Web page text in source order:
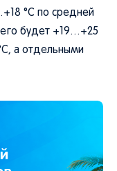
°C по средней
будет +19…+25
а отдельными